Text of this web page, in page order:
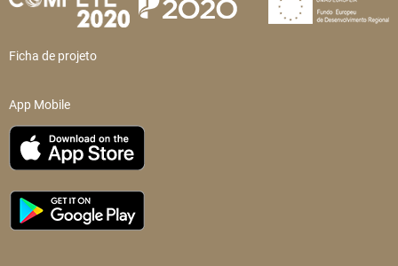
Ficha de projeto
App Mobile